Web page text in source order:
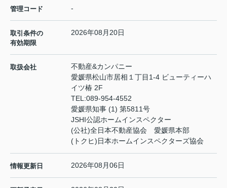
管理コード -
取引条件の
有効期限
2026年08月20日
取扱会社
不動産&カンパニー
愛媛県松山市居相１丁目1-4 ビューティーハ
イツ椿 2F
TEL:089-954-4552
愛媛県知事 (1) 第5811号
JSHI公認ホームインスペクター
(公社)全日本不動産協会 愛媛県本部
(トクヒ)日本ホームインスペクターズ協会
情報更新日 2026年08月06日